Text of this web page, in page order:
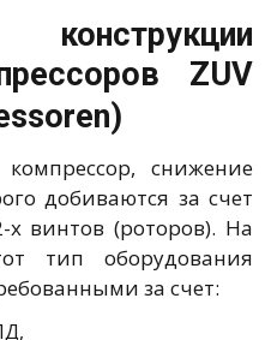
ZUV
снижение
добиваются за счет
х винтов (роторов). На
тип оборудования
за счет: